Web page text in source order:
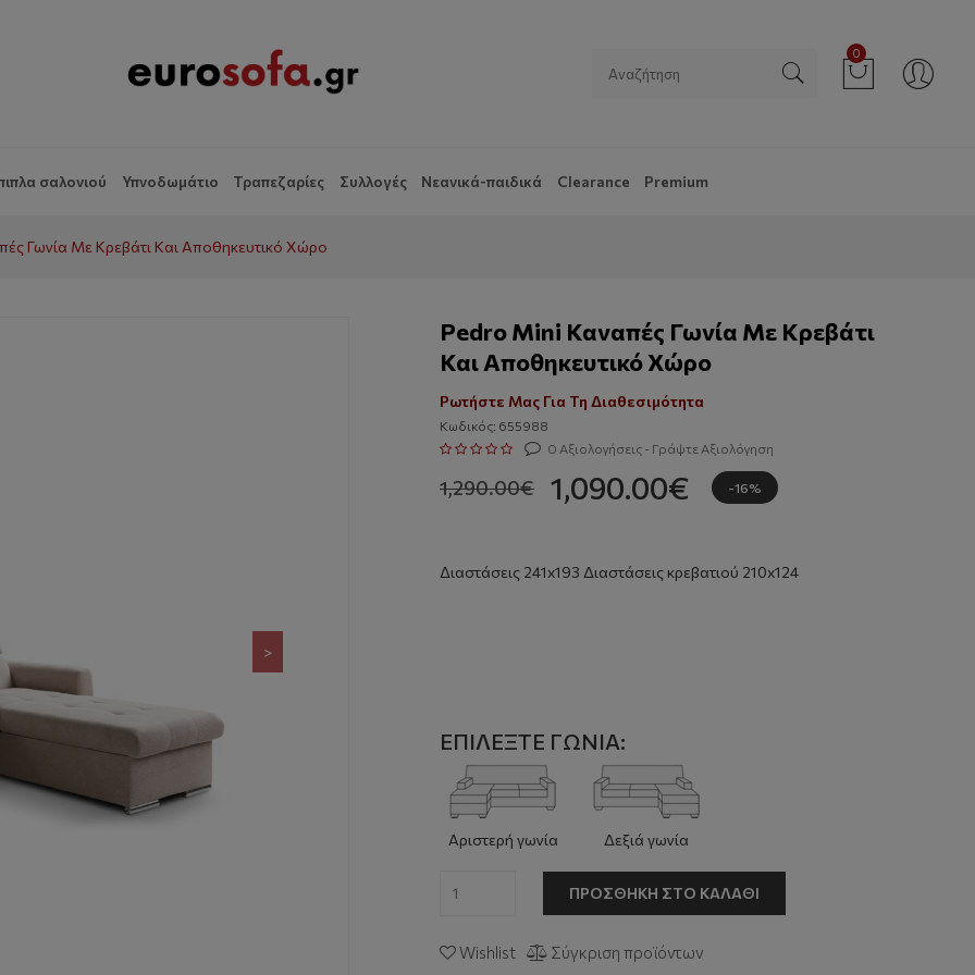
0
σαλονιού Υπνοδωμάτιο Τραπεζαρίες Συλλογές Νεανικά-παιδικά Clearance Premium
Γωνία Με Κρεβάτι Και Αποθηκευτικό Χώρο
>
Pedro Mini Καναπές Γωνία Με Κρεβάτι
Και Αποθηκευτικό Χώρο
Ρωτήστε Μας Για Τη Διαθεσιμότητα
Κωδικός: 655988
0 Αξιολογήσεις - Γράψτε Αξιολόγηση
1,290.00€ 1,090.00€ -16%
Διαστάσεις 241x193 Διαστάσεις κρεβατιού 210x124
ΕΠΙΛΈΞΤΕ ΓΩΝΊΑ:
Αριστερή γωνία Δεξιά γωνία
ΠΡΟΣΘΉΚΗ ΣΤΟ ΚΑΛΆΘΙ
Wishlist Σύγκριση προϊόντων